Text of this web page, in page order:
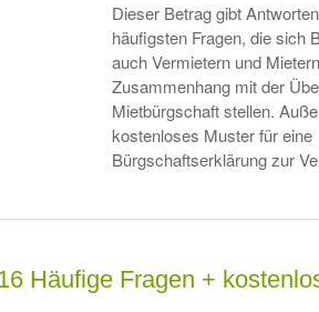
Dieser Betrag gibt
häufigsten Fragen, die sich
auch Vermietern und
Zusammenhang mit der
Mietbürgschaft stellen.
kostenloses Muster für eine
Bürgschaftserklärung zur
Häufige Fragen +